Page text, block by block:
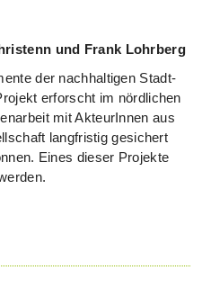
und Frank Lohrberg
der nachhaltigen Stadt-
erforscht im nördlichen
mit AkteurInnen aus
langfristig gesichert
Eines dieser Projekte